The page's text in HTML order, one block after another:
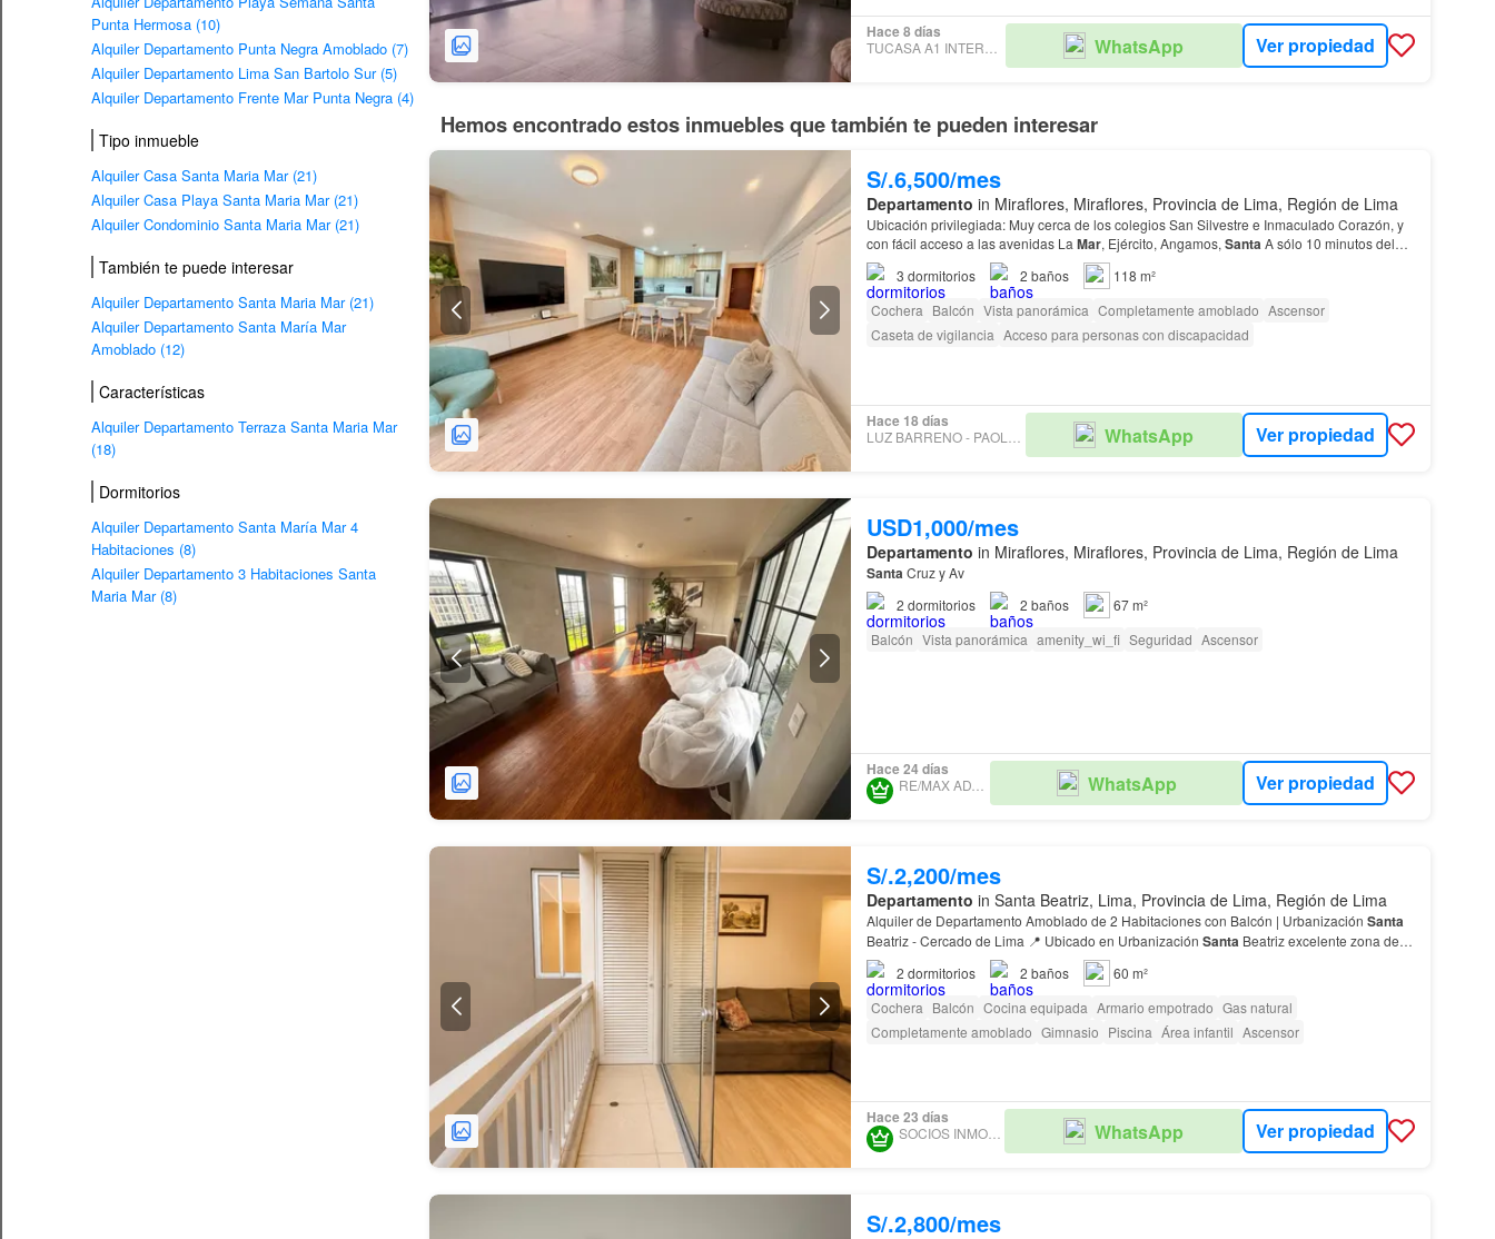
Punta Hermosa (10)
Alquiler Departamento Punta Negra Amoblado (7)
Alquiler Departamento Lima San Bartolo Sur (5)
Alquiler Departamento Frente Mar Punta Negra (4)
Tipo inmueble
Alquiler Casa Santa Maria Mar (21)
Alquiler Casa Playa Santa Maria Mar (21)
Alquiler Condominio Santa Maria Mar (21)
También te puede interesar
Alquiler Departamento Santa Maria Mar (21)
Alquiler Departamento Santa María Mar
Amoblado (12)
Características
Alquiler Departamento Terraza Santa Maria Mar
(18)
Dormitorios
Alquiler Departamento Santa María Mar 4
Habitaciones (8)
Alquiler Departamento 3 Habitaciones Santa
Maria Mar (8)
Hace 8 días
TUCASA A1 INTERNACIONAL WhatsApp Ver propiedad
Hemos encontrado estos inmuebles que también te pueden interesar
S/.6,500/mes
Departamento in Miraflores, Miraflores, Provincia de Lima, Región de Lima
Ubicación privilegiada: Muy cerca de los colegios San Silvestre e Inmaculado Corazón, y
con fácil acceso a las avenidas La Mar, Ejército, Angamos, SantaA sólo 10 minutos del
Parque
Reich. 🚫 No se aceptan mascotas.…
3 dormitorios 2 baños
118 m²
Cochera Balcón Vista panorámica Completamente amoblado Ascensor
Caseta de vigilancia Acceso para personas con discapacidad
Hace 18 días
LUZ BARRENO - PAOLA ALVARADO WhatsApp Ver propiedad
USD1,000/mes
Departamento in Miraflores, Miraflores, Provincia de Lima, Región de Lima
SantaCruz y Av
2 dormitorios 2 baños
67 m²
Balcón Vista panorámica amenity_wi_fi Seguridad Ascensor
Hace 24 días
RE/MAX ADVANCED WhatsApp Ver propiedad
S/.2,200/mes
Departamento in Santa Beatriz, Lima, Provincia de Lima, Región de Lima
Alquiler de Departamento Amoblado de 2 Habitaciones con Balcón | Urbanización Santa
Beatriz - Cercado de Lima 📍 Ubicado en Urbanización Santa Beatriz excelente zona de
Cercado de Lima, cerca de supermercados, restaurantes,…
2 dormitorios 2 baños
60 m²
Cochera Balcón Cocina equipada Armario empotrado Gas natural
Completamente amoblado Gimnasio Piscina Área infantil Ascensor
Hace 23 días
SOCIOS INMOBILIARIOS WhatsApp Ver propiedad
S/.2,800/mes